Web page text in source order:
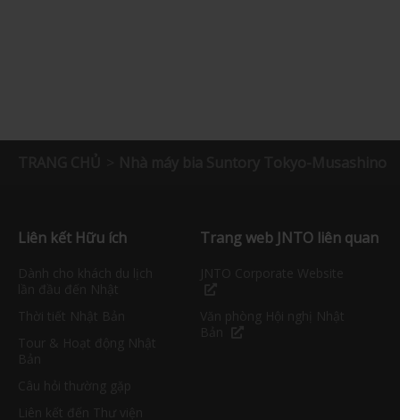
Liên kết Hữu ích Trang web JNTO liên quan